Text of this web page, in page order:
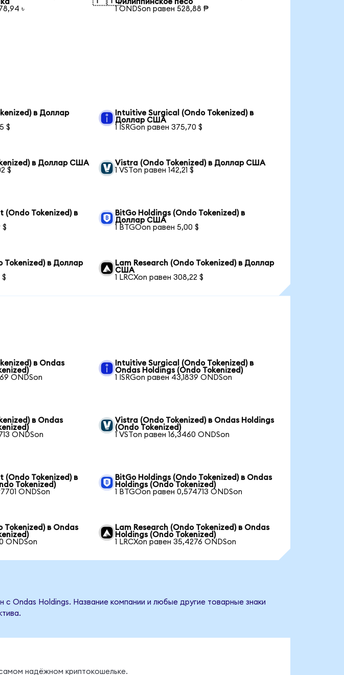
৳
Филиппинское песо
1 ONDSon равен 528,88 ₱
в Доллар
$
Intuitive Surgical (Ondo Tokenized) в
Доллар США
1 ISRGon равен 375,70 $
в Доллар США
$
Vistra (Ondo Tokenized) в Доллар США
1 VSTon равен 142,21 $
(Ondo Tokenized) в
$
BitGo Holdings (Ondo Tokenized) в
Доллар США
1 BTGOon равен 5,00 $
Tokenized) в Доллар
$
Lam Research (Ondo Tokenized) в Доллар
США
1 LRCXon равен 308,22 $
в Ondas
ONDSon
Intuitive Surgical (Ondo Tokenized) в
Ondas Holdings (Ondo Tokenized)
1 ISRGon равен 43,1839 ONDSon
в Ondas
ONDSon
Vistra (Ondo Tokenized) в Ondas Holdings
(Ondo Tokenized)
1 VSTon равен 16,3460 ONDSon
(Ondo Tokenized) в
Tokenized)
ONDSon
BitGo Holdings (Ondo Tokenized) в Ondas
Holdings (Ondo Tokenized)
1 BTGOon равен 0,574713 ONDSon
Tokenized) в Ondas
ONDSon
Lam Research (Ondo Tokenized) в Ondas
Holdings (Ondo Tokenized)
1 LRCXon равен 35,4276 ONDSon
Ondas Holdings. Название компании и любые другие товарные знаки
надёжном криптокошельке.